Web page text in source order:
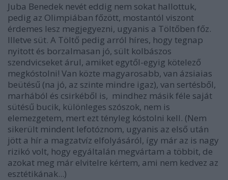
Juba Benedek nevét eddig nem sokat hallottuk,
pedig az Olimpiában főzött, mostantól viszont
érdemes lesz megjegyezni, ugyanis a Töltőben főz.
Illetve süt. A Töltő pedig arról híres, hogy tegnap
nyitott és borzalmasan jó, sült kolbászos
szendvicseket árul, amiket egytől-egyig kötelező
megkóstolni! Van közte magyarosabb, van ázsiaias
beütésű (na jó, az szinte mindre igaz), van sertésből,
marhából és csirkéből is, mindhez másik féle saját
sütésű bucik, különleges szószok, nem is
elemezgetem, mert ezt tényleg kóstolni kell. (Nem
sikerült mindent lefotóznom, ugyanis az első után
jött a hír a magzatvíz elfolyásáról, így már az is nagy
rizikó volt, hogy egyáltalán megvártam a többit, de
azokat meg már elvitelre kértem, ami nem kedvez az
esztétikának...)